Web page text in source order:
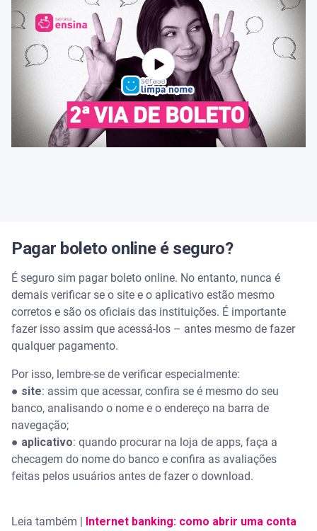
Pagar boleto online é seguro?
É seguro sim pagar boleto online. No entanto, nunca é
demais verificar se o site e o aplicativo estão mesmo
corretos e são os oficiais das instituições. É importante
fazer isso assim que acessá-los – antes mesmo de fazer
qualquer pagamento.
Por isso, lembre-se de verificar especialmente:
● site: assim que acessar, confira se é mesmo do seu
banco, analisando o nome e o endereço na barra de
navegação;
● aplicativo: quando procurar na loja de apps, faça a
checagem do nome do banco e confira as avaliações
feitas pelos usuários antes de fazer o download.
Leia também |
Internet banking: como abrir uma conta